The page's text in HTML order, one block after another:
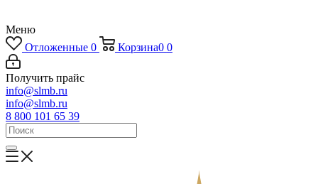
Меню
Отложенные 0 Корзина0 0
Получить прайс
info@slmb.ru
info@slmb.ru
8 800 101 65 39